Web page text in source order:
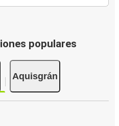
populares
Aquisgrán